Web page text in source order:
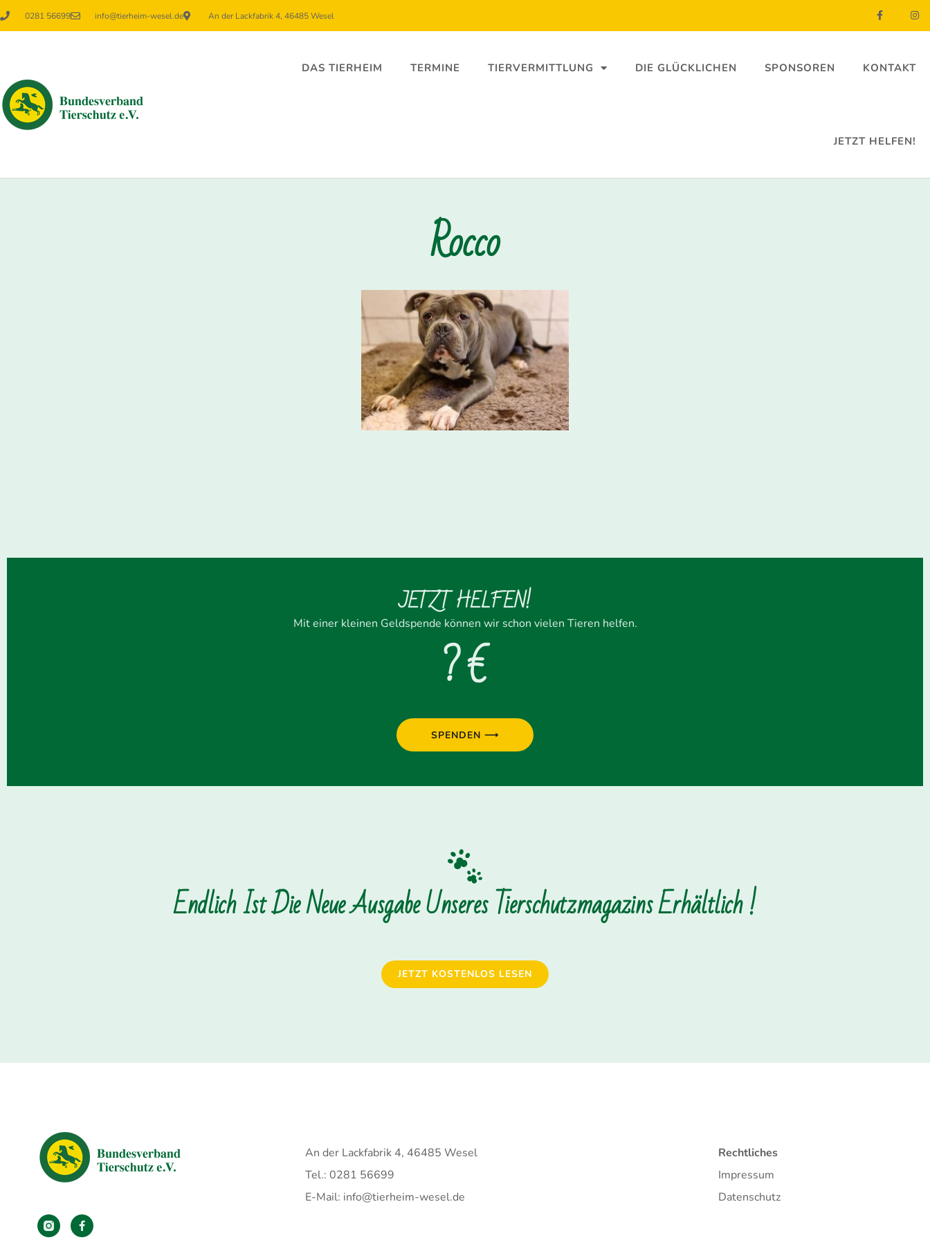
0281 56699 info@tierheim-wesel.de An der Lackfabrik 4, 46485 Wesel
DAS TIERHEIM TERMINE TIERVERMITTLUNG DIE GLÜCKLICHEN SPONSOREN KONTAKT
JETZT HELFEN!
Rocco
JETZT HELFEN!
Mit einer kleinen Geldspende können wir schon vielen Tieren helfen.
? €
SPENDEN ⟶
Endlich Ist Die Neue Ausgabe Unseres Tierschutzmagazins Erhältlich !
JETZT KOSTENLOS LESEN
An der Lackfabrik 4, 46485 Wesel
Tel.: 0281 56699
E-Mail: info@tierheim-wesel.de
Rechtliches
Impressum
Datenschutz